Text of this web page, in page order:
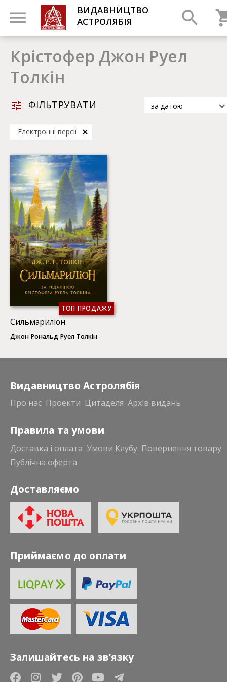
ВИДАВНИЦТВО
АСТРОЛЯБІЯ
Крістофер Джон Руел
Толкін
ФІЛЬТРУВАТИ
за датою
Електронні версії
ТОП ПРОДАЖУ
Сильмариліон
Джон Рональд Руел Толкін
Видавництво Астролябія
Про нас Проекти Цитаделя Архів видань
Правила та умови
Доставка і оплата Умови Клубу Повернення товару
Публічна оферта
Доставляємо
Приймаємо до оплати
Залишайтесь на зв’язку